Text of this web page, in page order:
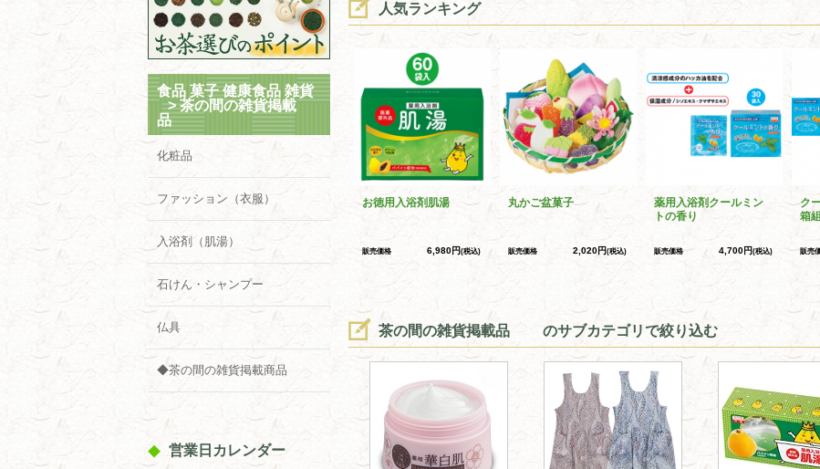
食品 菓子 健康食品 雑貨
>茶の間の雑貨掲載
品
化粧品
ファッション（衣服）
入浴剤（肌湯）
石けん・シャンプー
仏具
◆茶の間の雑貨掲載商品
営業日カレンダー
人気ランキング
お徳用入浴剤肌湯
販売価格 6,980円(税込)
丸かご盆菓子
販売価格 2,020円(税込)
薬用入浴剤クールミン
トの香り
販売価格 4,700円(税込)
ク
箱組
販売
茶の間の雑貨掲載品 のサブカテゴリで絞り込む